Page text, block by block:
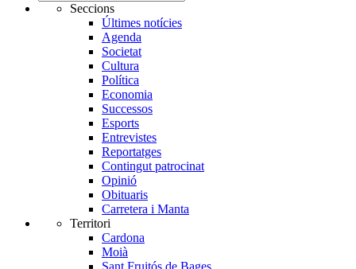
Seccions
Últimes notícies
Agenda
Societat
Cultura
Política
Economia
Successos
Esports
Entrevistes
Reportatges
Contingut patrocinat
Opinió
Obituaris
Carretera i Manta
Territori
Cardona
Moià
Sant Fruitós de Bages